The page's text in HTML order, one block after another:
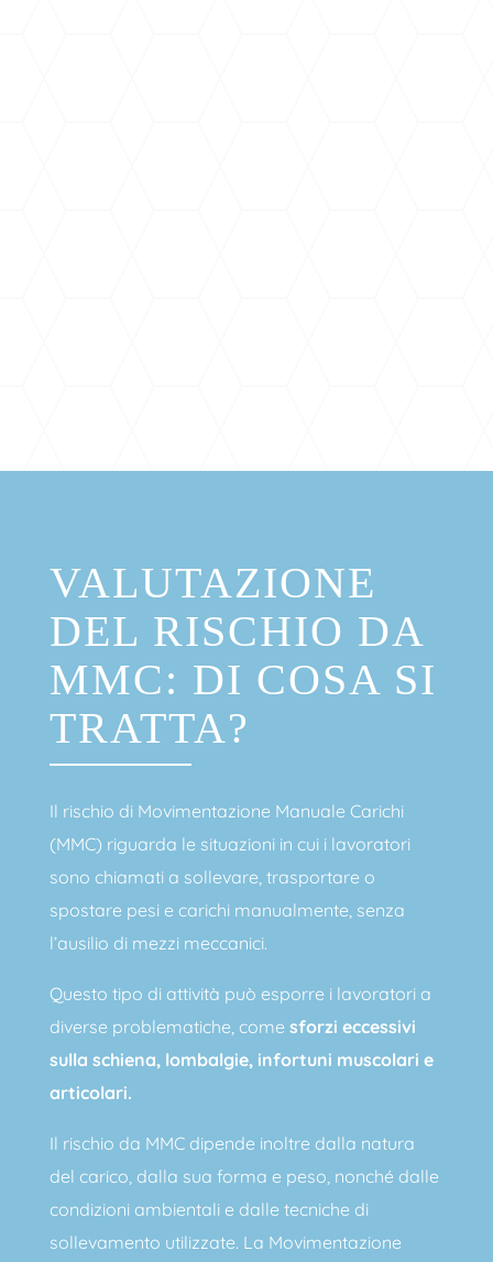
VALUTAZIONE
DEL RISCHIO DA
MMC: DI COSA SI
TRATTA?
Il rischio di Movimentazione Manuale Carichi
(MMC) riguarda le situazioni in cui i lavoratori
sono chiamati a sollevare, trasportare o
spostare pesi e carichi manualmente, senza
l’ausilio di mezzi meccanici.
Questo tipo di attività può esporre i lavoratori a
diverse problematiche, come sforzi eccessivi
sulla schiena, lombalgie, infortuni muscolari e
articolari.
Il rischio da MMC dipende inoltre dalla natura
del carico, dalla sua forma e peso, nonché dalle
condizioni ambientali e dalle tecniche di
sollevamento utilizzate. La Movimentazione